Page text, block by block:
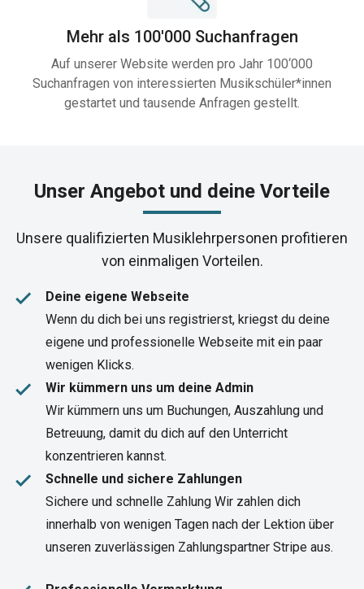
Mehr als 100'000 Suchanfragen
Auf unserer Website werden pro Jahr 100‘000
Suchanfragen von interessierten Musikschüler*innen
gestartet und tausende Anfragen gestellt.
Unser Angebot und deine Vorteile​
Unsere qualifizierten Musiklehrpersonen profitieren
von einmaligen Vorteilen.
done
Deine eigene Webseite
Wenn du dich bei uns registrierst, kriegst du deine
eigene und professionelle Webseite mit ein paar
wenigen Klicks.
done
Wir kümmern uns um deine Admin
Wir kümmern uns um Buchungen, Auszahlung und
Betreuung, damit du dich auf den Unterricht
konzentrieren kannst.
done
Schnelle und sichere Zahlungen
Sichere und schnelle Zahlung Wir zahlen dich
innerhalb von wenigen Tagen nach der Lektion über
unseren zuverlässigen Zahlungspartner Stripe aus.